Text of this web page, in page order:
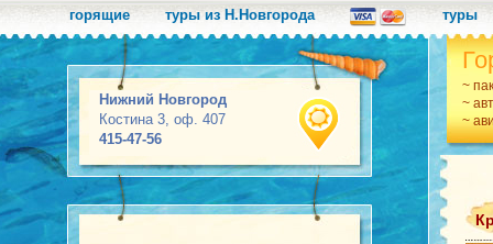
горящие туры из Н.Новгорода туры
Нижний Новгород
Костина 3, оф. 407
415-47-56
~
~
~